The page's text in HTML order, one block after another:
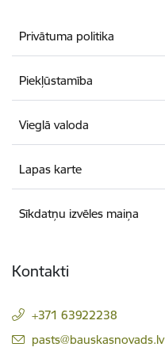
Privātuma politika
Piekļūstamība
Vieglā valoda
Lapas karte
Sīkdatņu izvēles maiņa
Kontakti
+371 63922238
E-pasts:
pasts@bauskasnovads.lv